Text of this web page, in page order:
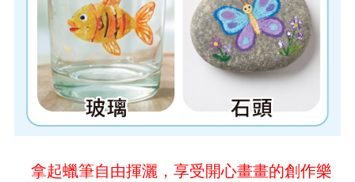
拿起蠟筆自由揮灑，享受開心畫畫的創作樂